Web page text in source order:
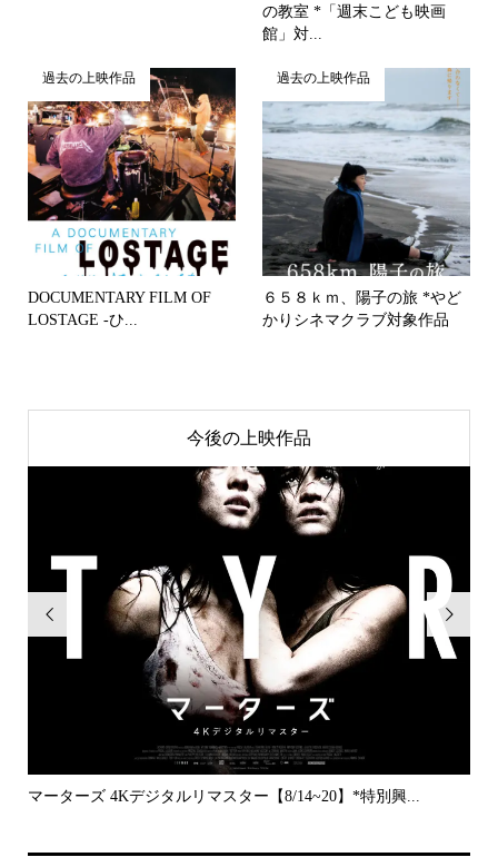
の教室 *「週末こども映画
館」対...
過去の上映作品
DOCUMENTARY FILM OF
LOSTAGE -ひ...
過去の上映作品
６５８ｋｍ、陽子の旅 *やど
かりシネマクラブ対象作品
今後の上映作品

マーターズ 4Kデジタルリマスター【8/14~20】*特別興...
